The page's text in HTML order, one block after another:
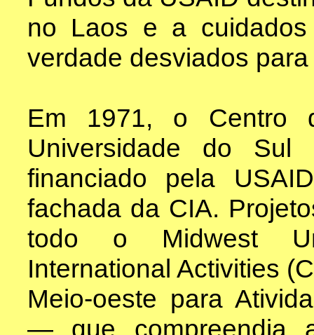
no Laos e a
verdade desviados
Em 1971, o Centro
Universidade do Sul
financiado pela
fachada da CIA.
todo o Midwest
International Activities
Meio-oeste para
— que compreendia